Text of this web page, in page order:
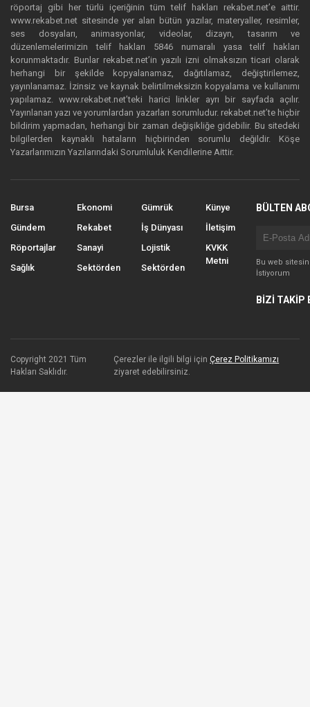
röportaj gibi her türlü içeriğinin tüm telif hakları rekabet.net’e aittir.
www.rekabet.net sitesinde yer alan bütün yazılar, materyaller, resimler,
ses dosyaları, animasyonlar, videolar, dizayn, tasarım ve
düzenlemelerimizin telif hakları 5846 numaralı yasa telif hakları
korunmaktadır. Bunlar rekabet.net’in yazılı izni olmaksızın ticari olarak
herhangi bir şekilde kopyalanamaz, dağıtılamaz, değiştirilemez,
yayınlanamaz. İzinsiz ve kaynak belirtilmeksizin kopyalama ve kullanımı
yapılamaz. www.rekabet.net’teki harici linkler ayrı bir sayfada açılır.
Yayınlanan yazı ve yorumlardan yazarları sorumludur. rekabet.net’te hiçbir
bildirim yapmadan, herhangi bir zaman değişikliğe gidebilir. Bu sitedeki
bilgilerden kaynaklı hataların hiçbirinden sorumlu değildir. Köşe
Yazarlarımızın Yazılarındaki Sorumluluk Kendilerine Aittir.
Bursa
Gündem
Röportajlar
Sağlık
Ekonomi
Rekabet
Sanayi
Sektörden
Gümrük
İş Dünyası
Lojistik
Sektörden
Künye
İletişim
KVKK
Metni
BÜLTEN
Bu web
İstiyorum
BİZİ TAKİP
Copyright 2021 Tüm
Hakları Saklıdır.
Çerezler ile ilgili bilgi içinÇerez Politikamızı
ziyaret edebilirsiniz.